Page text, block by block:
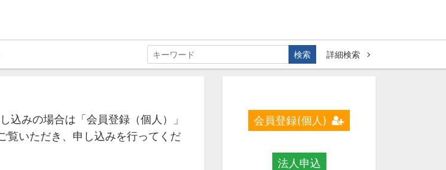
検索
詳細検索
込みの場合は「会員登録（個人）」
覧いただき、申し込みを行ってくだ
会員登録(個人)
法人申込